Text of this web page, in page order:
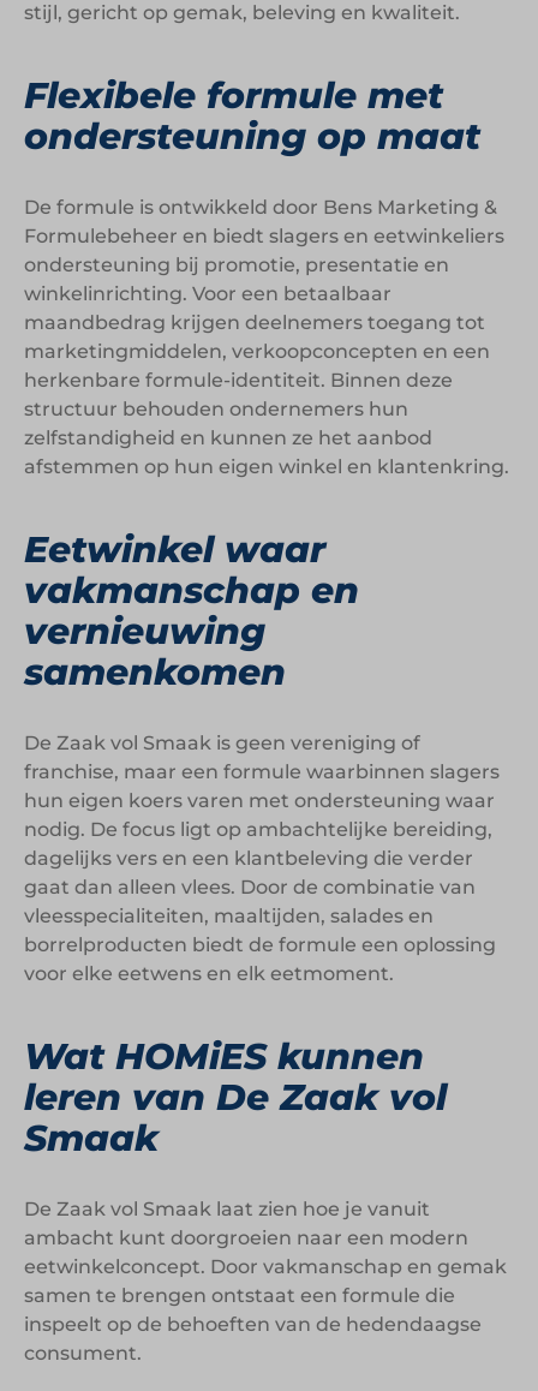
stijl, gericht op gemak, beleving en kwaliteit.
Flexibele formule met
ondersteuning op maat
De formule is ontwikkeld door Bens Marketing &
Formulebeheer en biedt slagers en eetwinkeliers
ondersteuning bij promotie, presentatie en
winkelinrichting. Voor een betaalbaar
maandbedrag krijgen deelnemers toegang tot
marketingmiddelen, verkoopconcepten en een
herkenbare formule-identiteit. Binnen deze
structuur behouden ondernemers hun
zelfstandigheid en kunnen ze het aanbod
afstemmen op hun eigen winkel en klantenkring.
Eetwinkel waar
vakmanschap en
vernieuwing
samenkomen
De Zaak vol Smaak is geen vereniging of
franchise, maar een formule waarbinnen slagers
hun eigen koers varen met ondersteuning waar
nodig. De focus ligt op ambachtelijke bereiding,
dagelijks vers en een klantbeleving die verder
gaat dan alleen vlees. Door de combinatie van
vleesspecialiteiten, maaltijden, salades en
borrelproducten biedt de formule een oplossing
voor elke eetwens en elk eetmoment.
Wat HOMiES kunnen
leren van De Zaak vol
Smaak
De Zaak vol Smaak laat zien hoe je vanuit
ambacht kunt doorgroeien naar een modern
eetwinkelconcept. Door vakmanschap en gemak
samen te brengen ontstaat een formule die
inspeelt op de behoeften van de hedendaagse
consument.